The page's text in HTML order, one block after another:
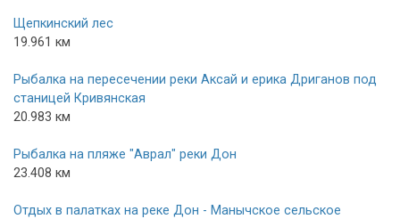
Щепкинский лес
19.961 км
Рыбалка на пересечении реки Аксай и ерика Дриганов под
станицей Кривянская
20.983 км
Рыбалка на пляже "Аврал" реки Дон
23.408 км
Отдых в палатках на реке Дон - Манычское сельское